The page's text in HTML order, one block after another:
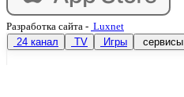
Разработка сайта - Luxnet
24 канал
TV Игры сервисы